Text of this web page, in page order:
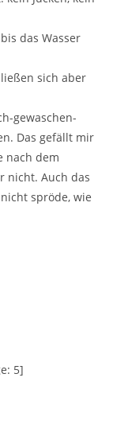
das Wasser
sich aber
gewaschen-
Das gefällt mir
nach dem
nicht. Auch das
spröde, wie
5]